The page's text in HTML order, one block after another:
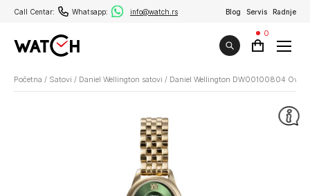
Call Centar: Whatsapp: info@watch.rs Blog Servis Radnje
0
Početna / Satovi / Daniel Wellington satovi / Daniel Wellington DW00100804 Oval